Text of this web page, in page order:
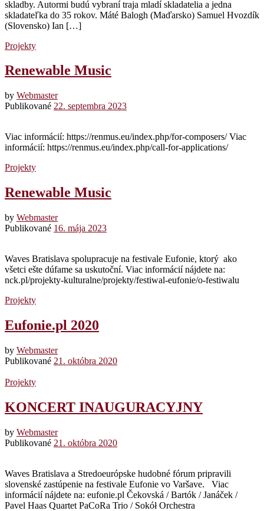
skladby. Autormi budú vybraní traja mladí skladatelia a jedna
skladateľka do 35 rokov. Máté Balogh (Maďarsko) Samuel Hvozdík
(Slovensko) Ian […]
Projekty
Renewable Music
by Webmaster
Publikované 22. septembra 2023
Viac informácií: https://renmus.eu/index.php/for-composers/ Viac
informácií: https://renmus.eu/index.php/call-for-applications/
Projekty
Renewable Music
by Webmaster
Publikované 16. mája 2023
Waves Bratislava spolupracuje na festivale Eufonie, ktorý ako
všetci ešte dúfame sa uskutoční. Viac informácií nájdete na:
nck.pl/projekty-kulturalne/projekty/festiwal-eufonie/o-festiwalu
Projekty
Eufonie.pl 2020
by Webmaster
Publikované 21. októbra 2020
Projekty
KONCERT INAUGURACYJNY
by Webmaster
Publikované 21. októbra 2020
Waves Bratislava a Stredoeurópske hudobné fórum pripravili
slovenské zastúpenie na festivale Eufonie vo Varšave. Viac
informácií nájdete na: eufonie.pl Čekovská / Bartók / Janáček /
Pavel Haas Quartet PaCoRa Trio / Sokół Orchestra